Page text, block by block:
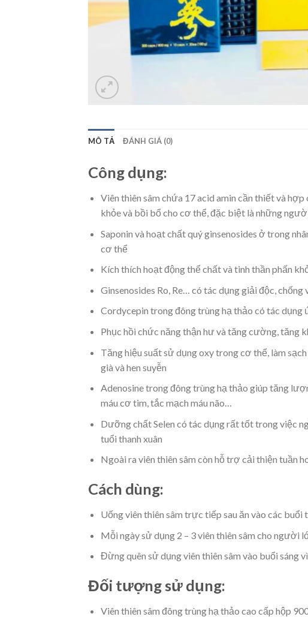
MÔ TẢ ĐÁNH GIÁ (0)
Công dụng:
Viên thiên sâm chứa 17 acid amin cần thiết và
khỏe và bồi bổ cho cơ thể, đặc biệt là những
Saponin và hoạt chất quý ginsenosides ở trong
cơ thể
Kích thích hoạt động thể chất và tinh thần phấn
Ginsenosides Ro, Re… có tác dụng giải độc,
Cordycepin trong đông trùng hạ thảo có tác dụng
Phục hồi chức năng thận hư và tăng cường, tăng
Tăng hiệu suất sử dụng oxy trong cơ thể, làm
già và hen suyễn
Adenosine trong đông trùng hạ thảo giúp tăng
máu cơ tim, tắc mạch máu não…
Dưỡng chất Selen có tác dụng rất tốt trong việc
tuổi thanh xuân
Ngoài ra viên thiên sâm còn hỗ trợ cải thiện tuần
Cách dùng:
Uống viên thiên sâm trực tiếp sau ăn vào các buổi
Mỗi ngày sử dụng 2 – 3 viên thiên sâm cho người
Đừng quên sử dụng viên thiên sâm vào buổi sáng
Đối tượng sử dụng:
Viên thiên sâm đông trùng hạ thảo cao cấp hộp